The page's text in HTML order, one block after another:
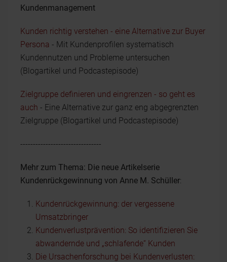
Kundenmanagement
Kunden richtig verstehen - eine Alternative zur Buyer
Persona - Mit Kundenprofilen systematisch
Kundennutzen und Probleme untersuchen
(Blogartikel und Podcastepisode)
Zielgruppe definieren und eingrenzen - so geht es
auch - Eine Alternative zur ganz eng abgegrenzten
Zielgruppe (Blogartikel und Podcastepisode)
--------------------------------
Mehr zum Thema: Die neue Artikelserie
Kundenrückgewinnung von Anne M. Schüller:
Kundenrückgewinnung: der vergessene
Umsatzbringer
Kundenverlustprävention: So identifizieren Sie
abwandernde und „schlafende“ Kunden
Die Ursachenforschung bei Kundenverlusten: